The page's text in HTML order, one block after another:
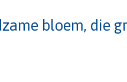
bloem, die